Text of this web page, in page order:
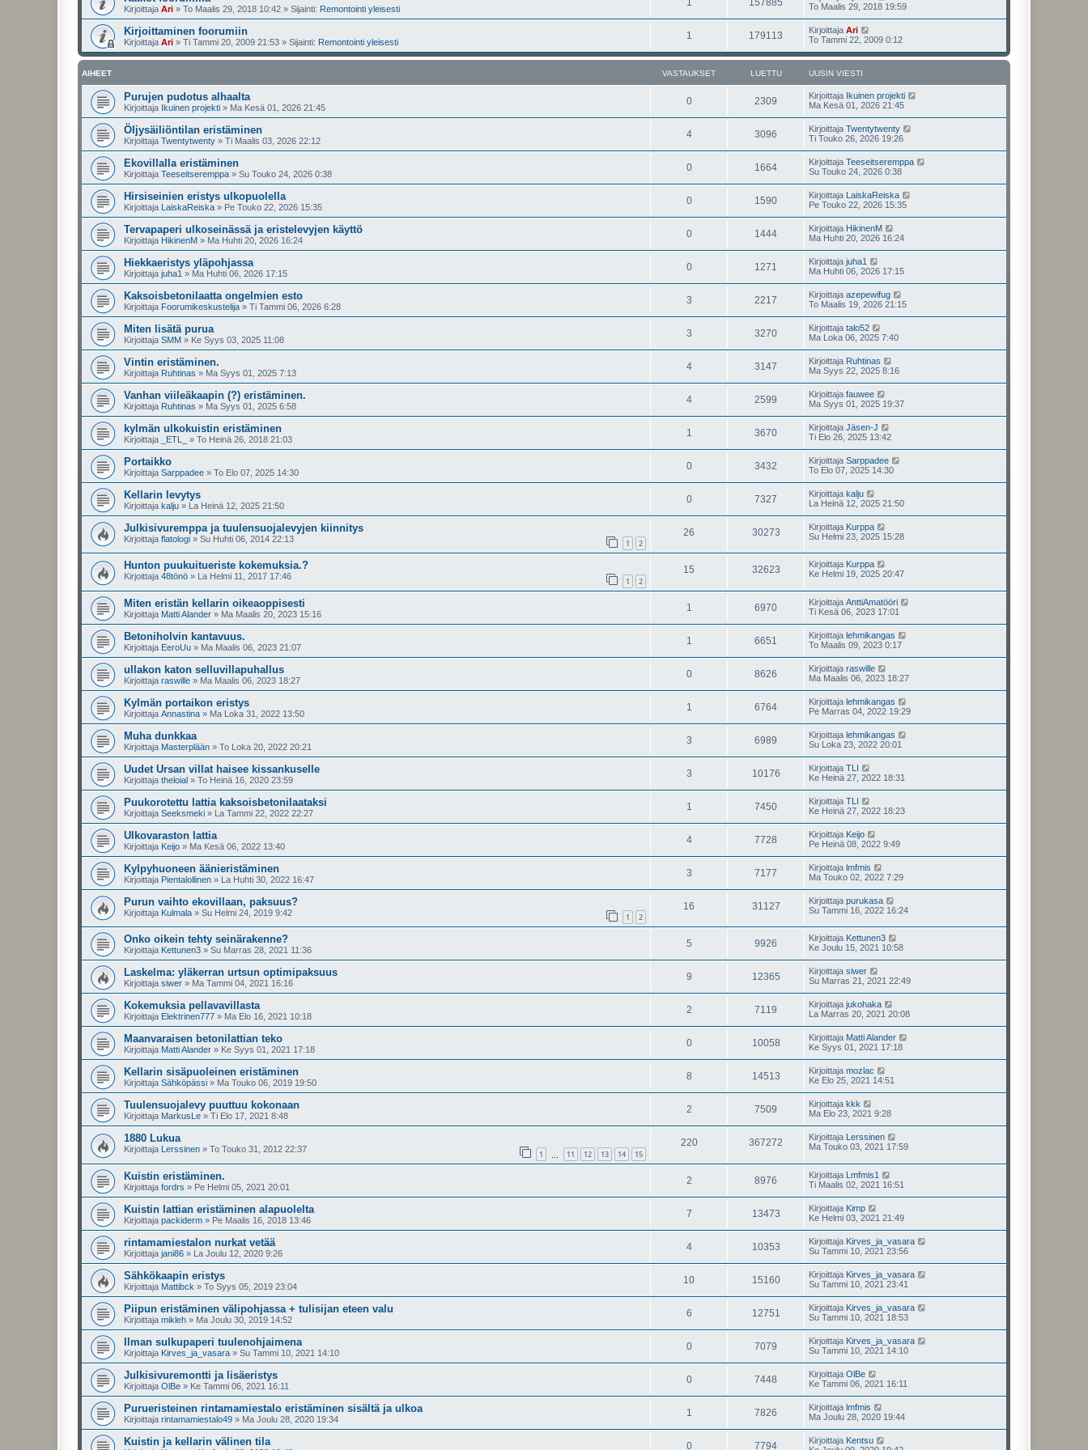
Kirjoittaja Ari » To Maalis 29, 2018 10:42 » Sijainti: Remontointi yleisesti
To Maalis 29, 2018 19:59
Kirjoittaminen foorumiin
Kirjoittaja Ari » Ti Tammi 20, 2009 21:53 » Sijainti: Remontointi yleisesti
1 179113 Kirjoittaja Ari
To Tammi 22, 2009 0:12
AIHEET VASTAUKSET LUETTU UUSIN VIESTI
Purujen pudotus alhaalta
Kirjoittaja Ikuinen projekti » Ma Kesä 01, 2026 21:45
0 2309 Kirjoittaja Ikuinen projekti
Ma Kesä 01, 2026 21:45
Öljysäiliöntilan eristäminen
Kirjoittaja Twentytwenty » Ti Maalis 03, 2026 22:12
4 3096 Kirjoittaja Twentytwenty
Ti Touko 26, 2026 19:26
Ekovillalla eristäminen
Kirjoittaja Teeseitseremppa » Su Touko 24, 2026 0:38
0 1664 Kirjoittaja Teeseitseremppa
Su Touko 24, 2026 0:38
Hirsiseinien eristys ulkopuolella
Kirjoittaja LaiskaReiska » Pe Touko 22, 2026 15:35
0 1590 Kirjoittaja LaiskaReiska
Pe Touko 22, 2026 15:35
Tervapaperi ulkoseinässä ja eristelevyjen käyttö
Kirjoittaja HikinenM » Ma Huhti 20, 2026 16:24
0 1444 Kirjoittaja HikinenM
Ma Huhti 20, 2026 16:24
Hiekkaeristys yläpohjassa
Kirjoittaja juha1 » Ma Huhti 06, 2026 17:15
0 1271 Kirjoittaja juha1
Ma Huhti 06, 2026 17:15
Kaksoisbetonilaatta ongelmien esto
Kirjoittaja Foorumikeskustelija » Ti Tammi 06, 2026 6:28
3 2217 Kirjoittaja azepewifug
To Maalis 19, 2026 21:15
Miten lisätä purua
Kirjoittaja SMM » Ke Syys 03, 2025 11:08
3 3270 Kirjoittaja talo52
Ma Loka 06, 2025 7:40
Vintin eristäminen.
Kirjoittaja Ruhtinas » Ma Syys 01, 2025 7:13
4 3147 Kirjoittaja Ruhtinas
Ma Syys 22, 2025 8:16
Vanhan viileäkaapin (?) eristäminen.
Kirjoittaja Ruhtinas » Ma Syys 01, 2025 6:58
4 2599 Kirjoittaja fauwee
Ma Syys 01, 2025 19:37
kylmän ulkokuistin eristäminen
Kirjoittaja _ETL_ » To Heinä 26, 2018 21:03
1 3670 Kirjoittaja Jäsen-J
Ti Elo 26, 2025 13:42
Portaikko
Kirjoittaja Sarppadee » To Elo 07, 2025 14:30
0 3432 Kirjoittaja Sarppadee
To Elo 07, 2025 14:30
Kellarin levytys
Kirjoittaja kalju » La Heinä 12, 2025 21:50
0 7327 Kirjoittaja kalju
La Heinä 12, 2025 21:50
Julkisivuremppa ja tuulensuojalevyjen kiinnitys
Kirjoittaja flatologi » Su Huhti 06, 2014 22:13 1 2
26 30273 Kirjoittaja Kurppa
Su Helmi 23, 2025 15:28
Hunton puukuitueriste kokemuksia.?
Kirjoittaja 48tönö » La Helmi 11, 2017 17:46 1 2
15 32623 Kirjoittaja Kurppa
Ke Helmi 19, 2025 20:47
Miten eristän kellarin oikeaoppisesti
Kirjoittaja Matti Alander » Ma Maalis 20, 2023 15:16
1 6970 Kirjoittaja AnttiAmatööri
Ti Kesä 06, 2023 17:01
Betoniholvin kantavuus.
Kirjoittaja EeroUu » Ma Maalis 06, 2023 21:07
1 6651 Kirjoittaja lehmikangas
To Maalis 09, 2023 0:17
ullakon katon selluvillapuhallus
Kirjoittaja raswille » Ma Maalis 06, 2023 18:27
0 8626 Kirjoittaja raswille
Ma Maalis 06, 2023 18:27
Kylmän portaikon eristys
Kirjoittaja Annastina » Ma Loka 31, 2022 13:50
1 6764 Kirjoittaja lehmikangas
Pe Marras 04, 2022 19:29
Muha dunkkaa
Kirjoittaja Masterplään » To Loka 20, 2022 20:21
3 6989 Kirjoittaja lehmikangas
Su Loka 23, 2022 20:01
Uudet Ursan villat haisee kissankuselle
Kirjoittaja theloial » To Heinä 16, 2020 23:59
3 10176 Kirjoittaja TLI
Ke Heinä 27, 2022 18:31
Puukorotettu lattia kaksoisbetonilaataksi
Kirjoittaja Seeksmeki » La Tammi 22, 2022 22:27
1 7450 Kirjoittaja TLI
Ke Heinä 27, 2022 18:23
Ulkovaraston lattia
Kirjoittaja Keijo » Ma Kesä 06, 2022 13:40
4 7728 Kirjoittaja Keijo
Pe Heinä 08, 2022 9:49
Kylpyhuoneen äänieristäminen
Kirjoittaja Pientalollinen » La Huhti 30, 2022 16:47
3 7177 Kirjoittaja lmfmis
Ma Touko 02, 2022 7:29
Purun vaihto ekovillaan, paksuus?
Kirjoittaja Kulmala » Su Helmi 24, 2019 9:42 1 2
16 31127 Kirjoittaja purukasa
Su Tammi 16, 2022 16:24
Onko oikein tehty seinärakenne?
Kirjoittaja Kettunen3 » Su Marras 28, 2021 11:36
5 9926 Kirjoittaja Kettunen3
Ke Joulu 15, 2021 10:58
Laskelma: yläkerran urtsun optimipaksuus
Kirjoittaja siwer » Ma Tammi 04, 2021 16:16
9 12365 Kirjoittaja siwer
Su Marras 21, 2021 22:49
Kokemuksia pellavavillasta
Kirjoittaja Elektrinen777 » Ma Elo 16, 2021 10:18
2 7119 Kirjoittaja jukohaka
La Marras 20, 2021 20:08
Maanvaraisen betonilattian teko
Kirjoittaja Matti Alander » Ke Syys 01, 2021 17:18
0 10058 Kirjoittaja Matti Alander
Ke Syys 01, 2021 17:18
Kellarin sisäpuoleinen eristäminen
Kirjoittaja Sähköpässi » Ma Touko 06, 2019 19:50
8 14513 Kirjoittaja mozlac
Ke Elo 25, 2021 14:51
Tuulensuojalevy puuttuu kokonaan
Kirjoittaja MarkusLe » Ti Elo 17, 2021 8:48
2 7509 Kirjoittaja kkk
Ma Elo 23, 2021 9:28
1880 Lukua
Kirjoittaja Lerssinen » To Touko 31, 2012 22:37 1 11 12 13 14 15
220 367272 Kirjoittaja Lerssinen
Ma Touko 03, 2021 17:59
Kuistin eristäminen.
Kirjoittaja fordrs » Pe Helmi 05, 2021 20:01
2 8976 Kirjoittaja Lmfmis1
Ti Maalis 02, 2021 16:51
Kuistin lattian eristäminen alapuolelta
Kirjoittaja packiderm » Pe Maalis 16, 2018 13:46
7 13473 Kirjoittaja Kimp
Ke Helmi 03, 2021 21:49
rintamamiestalon nurkat vetää
Kirjoittaja jani86 » La Joulu 12, 2020 9:26
4 10353 Kirjoittaja Kirves_ja_vasara
Su Tammi 10, 2021 23:56
Sähkökaapin eristys
Kirjoittaja Mattibck » To Syys 05, 2019 23:04
10 15160 Kirjoittaja Kirves_ja_vasara
Su Tammi 10, 2021 23:41
Piipun eristäminen välipohjassa + tulisijan eteen valu
Kirjoittaja mikleh » Ma Joulu 30, 2019 14:52
6 12751 Kirjoittaja Kirves_ja_vasara
Su Tammi 10, 2021 18:53
Ilman sulkupaperi tuulenohjaimena
Kirjoittaja Kirves_ja_vasara » Su Tammi 10, 2021 14:10
0 7079 Kirjoittaja Kirves_ja_vasara
Su Tammi 10, 2021 14:10
Julkisivuremontti ja lisäeristys
Kirjoittaja OlBe » Ke Tammi 06, 2021 16:11
0 7448 Kirjoittaja OlBe
Ke Tammi 06, 2021 16:11
Purueristeinen rintamamiestalo eristäminen sisältä ja ulkoa
Kirjoittaja rintamamiestalo49 » Ma Joulu 28, 2020 19:34
1 7826 Kirjoittaja lmfmis
Ma Joulu 28, 2020 19:44
Kuistin ja kellarin välinen tila 0 7794 Kirjoittaja Kentsu